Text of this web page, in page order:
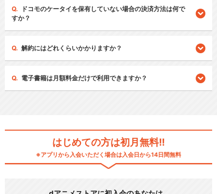
ドコモのケータイを保有していない場合の決済方法は何で
すか？
解約にはどれくらいかかりますか？
電子書籍は月額料金だけで利用できますか？
はじめての方は初月無料!!
※アプリから入会いただく場合は入会日から14日間無料